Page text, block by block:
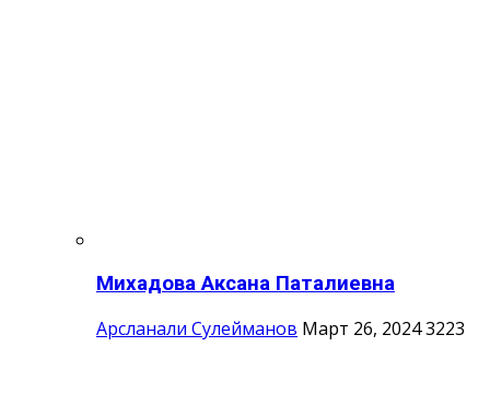
Михадова Аксана Паталиевна
Арсланали Сулейманов Март 26, 20243223